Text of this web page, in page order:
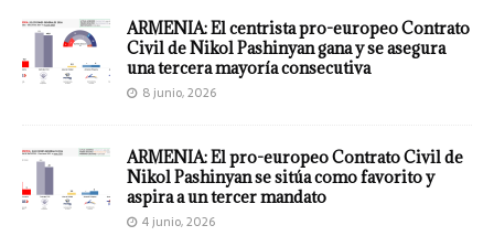
ARMENIA: El centrista pro-europeo Contrato
Civil de Nikol Pashinyan gana y se asegura
una tercera mayoría consecutiva
8 junio, 2026
ARMENIA: El pro-europeo Contrato Civil de
Nikol Pashinyan se sitúa como favorito y
aspira a un tercer mandato
4 junio, 2026